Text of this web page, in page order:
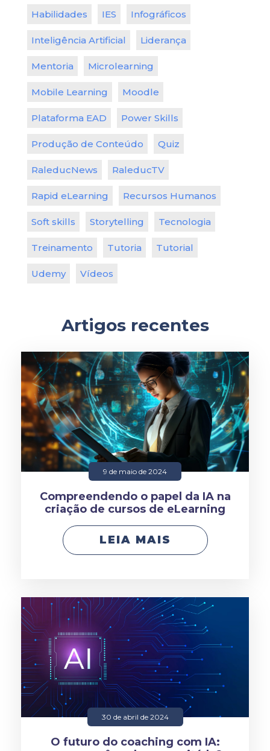
Habilidades IES Infográficos
Inteligência Artificial Liderança
Mentoria Microlearning
Mobile Learning Moodle
Plataforma EAD Power Skills
Produção de Conteúdo Quiz
RaleducNews RaleducTV
Rapid eLearning Recursos Humanos
Soft skills Storytelling Tecnologia
Treinamento Tutoria Tutorial
Udemy Vídeos
Artigos recentes
9 de maio de 2024
Compreendendo o papel da IA na
criação de cursos de eLearning
LEIA MAIS
30 de abril de 2024
O futuro do coaching com IA: